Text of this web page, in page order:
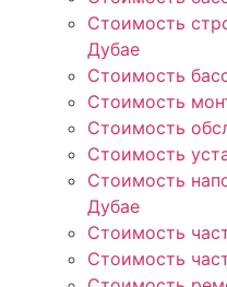
Стоимость
Дубае
Стоимость
Стоимость
Стоимость
Стоимость
Стоимость
Дубае
Стоимость
Стоимость